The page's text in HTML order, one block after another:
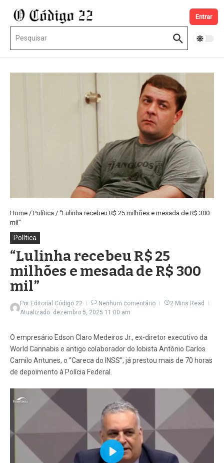
Entrar
Home / Política / “Lulinha recebeu R$ 25 milhões e mesada de R$ 300
mil”
Política
“Lulinha recebeu R$ 25
milhões e mesada de R$ 300
mil”
Por Editorial Código 22 Nenhum comentário
2 Mins Read
Atualizado: dezembro 5, 2025 11:00 am
O empresário Edson Claro Medeiros Jr., ex-diretor executivo da
World Cannabis e antigo colaborador do lobista Antônio Carlos
Camilo Antunes, o “Careca do INSS”, já prestou mais de 70 horas
de depoimento à Polícia Federal.
Play